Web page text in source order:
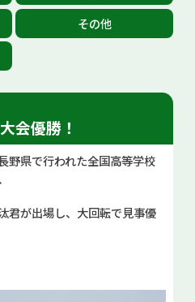
その他
会優勝！
野県で行われた全国高等学校
君が出場し、大回転で見事優